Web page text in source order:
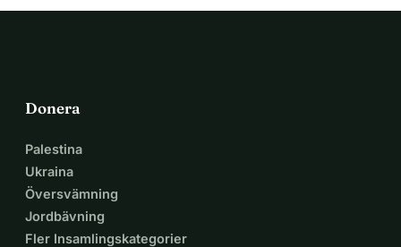
Donera
Palestina
Ukraina
Översvämning
Jordbävning
Fler Insamlingskategorier